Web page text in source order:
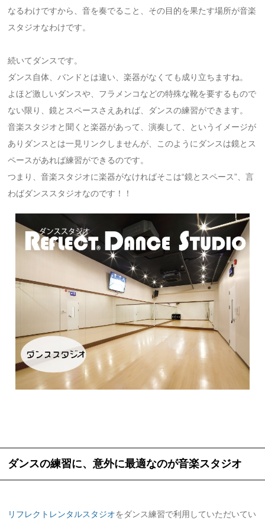
なるわけですから、音を奏でること、その目的を果たす場所が音楽
スタジオなわけです。
続いてダンスです。
ダンス自体、バンドとは違い、楽器がなくても成り立ちますね。
よほど激しいダンスや、フラメンコなどの特殊な靴を要するもので
ない限り、鏡とスペースさえあれば、ダンスの練習ができます。
音楽スタジオと聞くと楽器があって、演奏して、というイメージが
ありダンスとは一見リンクしませんが、このようにダンスは鏡とス
ペースがあれば練習ができるのです。
つまり、音楽スタジオに楽器がなければそこは“鏡とスペース”、言
わばダンススタジオなのです！！
ダンスの練習に、意外に最適なのが音楽スタジオ
リフレクトレンタルスタジオをダンス練習で利用していただいてい